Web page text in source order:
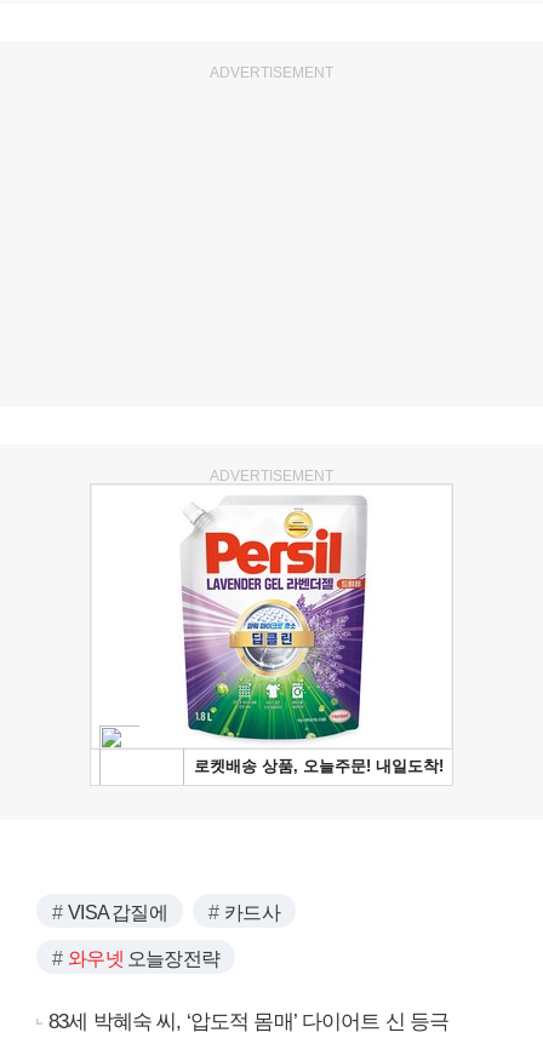
ADVERTISEMENT
ADVERTISEMENT
VISA 갑질에 카드사
와우넷 오늘장전략
83세 박혜숙 씨, ‘압도적 몸매’ 다이어트 신 등극